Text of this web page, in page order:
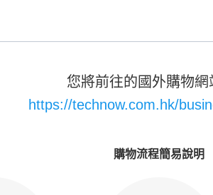
您將前往的國外購物網
https://technow.com.hk/
購物流程簡易說明